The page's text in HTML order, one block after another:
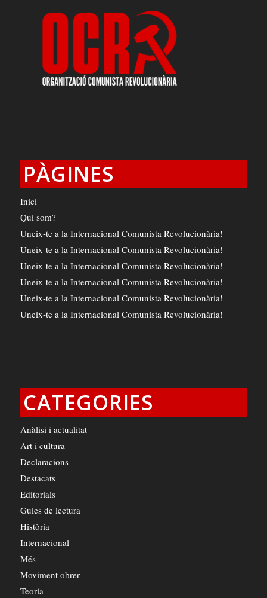
PÀGINES
Inici
Qui som?
Uneix-te a la Internacional Comunista Revolucionària!
Uneix-te a la Internacional Comunista Revolucionària!
Uneix-te a la Internacional Comunista Revolucionària!
Uneix-te a la Internacional Comunista Revolucionària!
Uneix-te a la Internacional Comunista Revolucionària!
Uneix-te a la Internacional Comunista Revolucionària!
CATEGORIES
Anàlisi i actualitat
Art i cultura
Declaracions
Destacats
Editorials
Guies de lectura
Història
Internacional
Més
Moviment obrer
Teoria